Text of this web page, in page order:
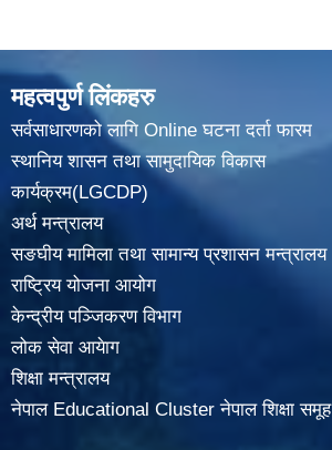
महत्वपुर्ण लिंकहरु
सर्वसाधारणको लागि Online घटना दर्ता फारम
स्थानिय शासन तथा सामुदायिक विकास
कार्यक्रम(LGCDP)
अर्थ मन्त्रालय
सङघीय मामिला तथा सामान्य प्रशासन मन्त्रालय
राष्ट्रिय योजना आयोग
केन्द्रीय पञ्जिकरण विभाग
लोक सेवा आयेाग
शिक्षा मन्त्रालय
नेपाल Educational Cluster नेपाल शिक्षा समूह